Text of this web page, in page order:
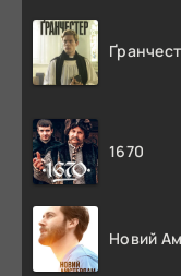
1670
Новий